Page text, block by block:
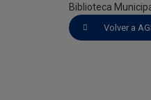
Biblioteca
Volver a